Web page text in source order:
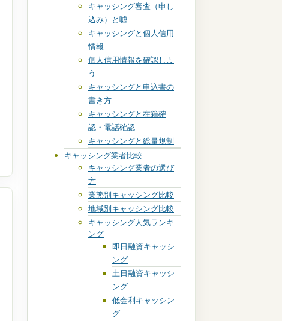
キャッシング審査（申し
込み）と嘘
キャッシングと個人信用
情報
個人信用情報を確認しよ
う
キャッシングと申込書の
書き方
キャッシングと在籍確
認・電話確認
キャッシングと総量規制
キャッシング業者比較
キャッシング業者の選び
方
業態別キャッシング比較
地域別キャッシング比較
キャッシング人気ランキ
ング
即日融資キャッシ
ング
土日融資キャッシ
ング
低金利キャッシン
グ